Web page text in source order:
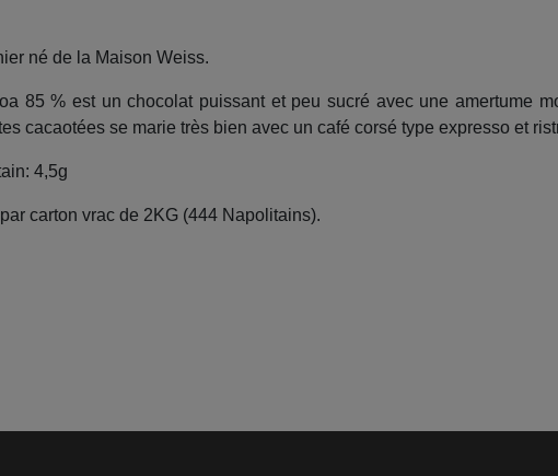
né de la Maison Weiss.
85 % est un chocolat puissant et peu sucré avec une amertume
cacaotées se marie très bien avec un café corsé type expresso et
4,5g
carton vrac de 2KG (444 Napolitains).